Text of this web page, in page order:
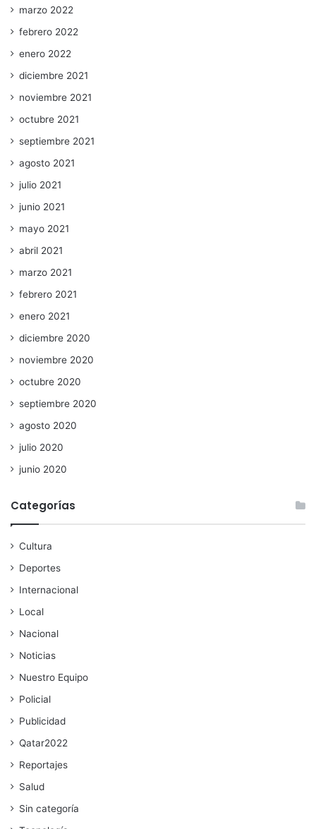
marzo 2022
febrero 2022
enero 2022
diciembre 2021
noviembre 2021
octubre 2021
septiembre 2021
agosto 2021
julio 2021
junio 2021
mayo 2021
abril 2021
marzo 2021
febrero 2021
enero 2021
diciembre 2020
noviembre 2020
octubre 2020
septiembre 2020
agosto 2020
julio 2020
junio 2020
Categorías
Cultura
Deportes
Internacional
Local
Nacional
Noticias
Nuestro Equipo
Policial
Publicidad
Qatar2022
Reportajes
Salud
Sin categoría